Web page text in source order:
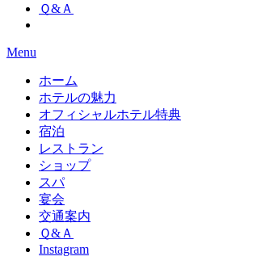
Ｑ&Ａ
Menu
ホーム
ホテルの魅力
オフィシャルホテル特典
宿泊
レストラン
ショップ
スパ
宴会
交通案内
Ｑ&Ａ
Instagram